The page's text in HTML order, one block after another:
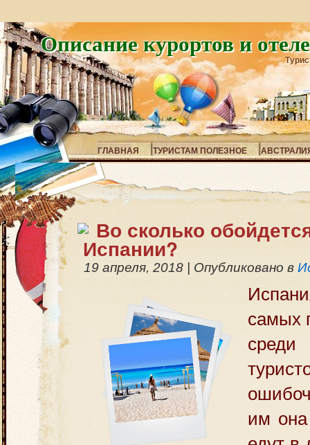
Описание курортов и
ГЛАВНАЯ ТУРИСТАМ ПОЛЕЗНОЕ
Во сколько
Испании?
19 апреля, 2018 Опубликовано в
самых
им